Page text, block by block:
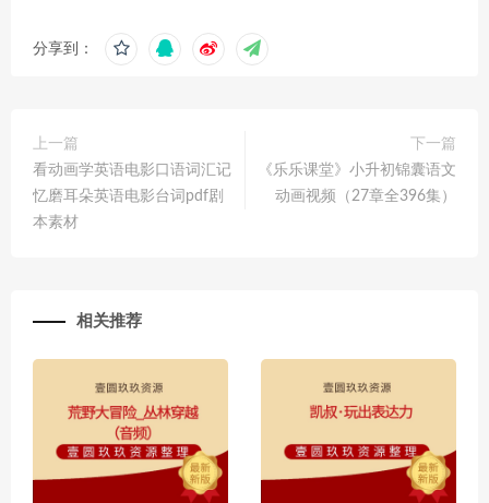
分享到：
上一篇
看动画学英语电影口语词汇记
忆磨耳朵英语电影台词pdf剧
本素材
下一篇
《乐乐课堂》小升初锦囊语文
动画视频（27章全396集）
相关推荐